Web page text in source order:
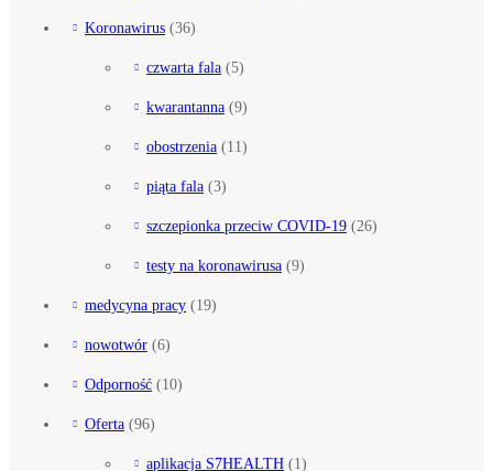
Koronawirus (36)
czwarta fala (5)
kwarantanna (9)
obostrzenia (11)
piąta fala (3)
szczepionka przeciw COVID-19 (26)
testy na koronawirusa (9)
medycyna pracy (19)
nowotwór (6)
Odporność (10)
Oferta (96)
aplikacja S7HEALTH (1)